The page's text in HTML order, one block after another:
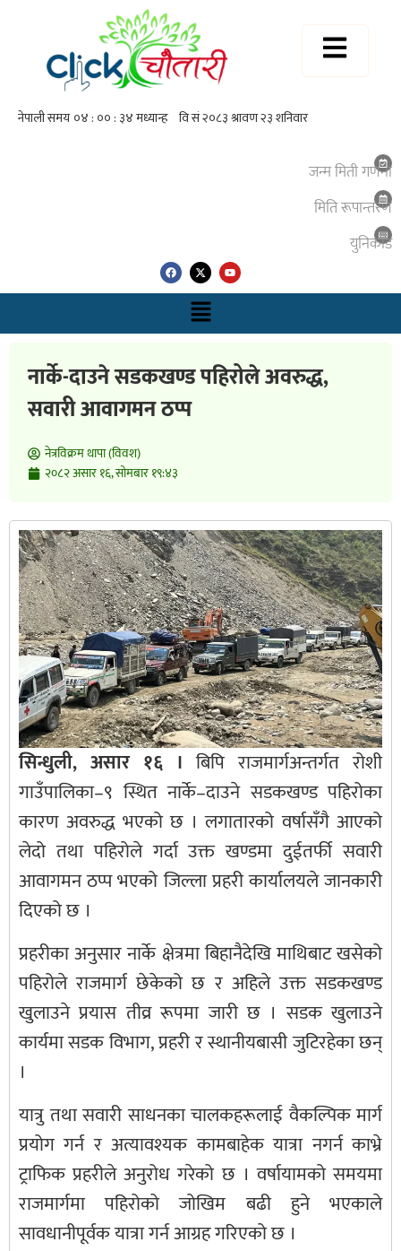
जन्म मिती गणना
मिति रूपान्तरण
युनिकाेड
नार्के-दाउने सडकखण्ड पहिरोले अवरुद्ध,
सवारी आवागमन ठप्प
नेत्रविक्रम थापा (विवश)
२०८२ असार १६, सोमबार १९:४३
सिन्धुली, असार १६ । बिपि राजमार्गअन्तर्गत रोशी
गाउँपालिका–९ स्थित नार्के–दाउने सडकखण्ड पहिरोका
कारण अवरुद्ध भएको छ । लगातारको वर्षासँगै आएको
लेदो तथा पहिरोले गर्दा उक्त खण्डमा दुईतर्फी सवारी
आवागमन ठप्प भएको जिल्ला प्रहरी कार्यालयले जानकारी
दिएको छ ।
प्रहरीका अनुसार नार्के क्षेत्रमा बिहानैदेखि माथिबाट खसेको
पहिरोले राजमार्ग छेकेको छ र अहिले उक्त सडकखण्ड
खुलाउने प्रयास तीव्र रूपमा जारी छ । सडक खुलाउने
कार्यमा सडक विभाग, प्रहरी र स्थानीयबासी जुटिरहेका छन्
।
यात्रु तथा सवारी साधनका चालकहरूलाई वैकल्पिक मार्ग
प्रयोग गर्न र अत्यावश्यक कामबाहेक यात्रा नगर्न काभ्रे
ट्राफिक प्रहरीले अनुरोध गरेको छ । वर्षायामको समयमा
राजमार्गमा पहिरोको जोखिम बढी हुने भएकाले
सावधानीपूर्वक यात्रा गर्न आग्रह गरिएको छ ।